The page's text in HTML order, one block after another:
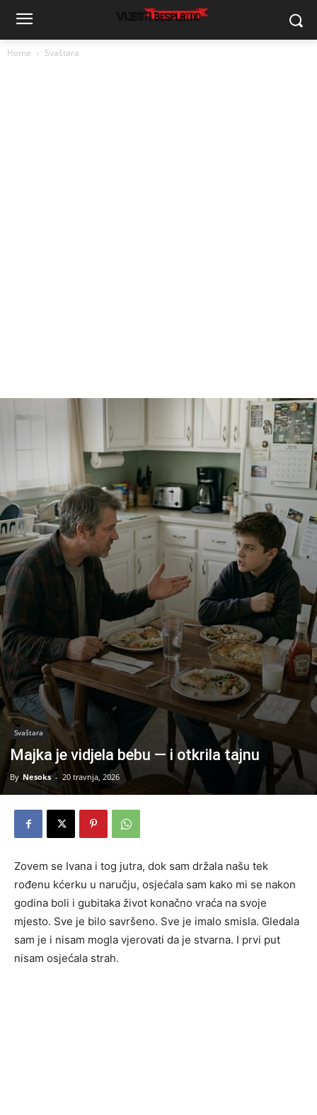
Home Svaštara
Svaštara
Majka je vidjela bebu — i otkrila tajnu
By Nesoks - 20 travnja, 2026
Zovem se Ivana i tog jutra, dok sam držala našu tek
rođenu kćerku u naručju, osjećala sam kako mi se nakon
godina boli i gubitaka život konačno vraća na svoje
mjesto. Sve je bilo savršeno. Sve je imalo smisla. Gledala
sam je i nisam mogla vjerovati da je stvarna. I prvi put
nisam osjećala strah.